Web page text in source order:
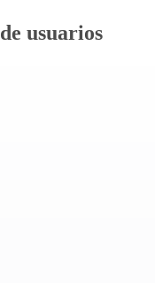
usuarios